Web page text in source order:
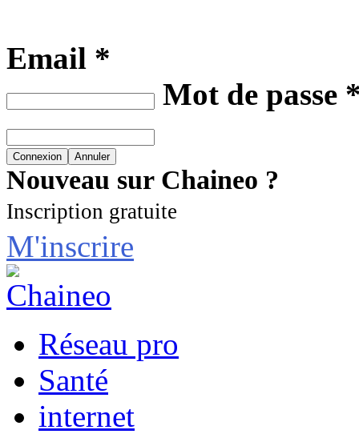
Email *
Mot de passe
Nouveau sur Chaineo ?
Inscription gratuite
M'inscrire
Réseau pro
Santé
internet